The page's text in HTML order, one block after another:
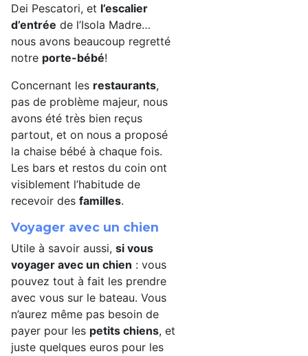
Dei Pescatori, et l’escalier
d’entrée de l’Isola Madre…
nous avons beaucoup regretté
notre porte-bébé!
Concernant les restaurants,
pas de problème majeur, nous
avons été très bien reçus
partout, et on nous a proposé
la chaise bébé à chaque fois.
Les bars et restos du coin ont
visiblement l’habitude de
recevoir des familles.
Voyager avec un chien
Utile à savoir aussi, si vous
voyager avec un chien : vous
pouvez tout à fait les prendre
avec vous sur le bateau. Vous
n’aurez même pas besoin de
payer pour les petits chiens, et
juste quelques euros pour les